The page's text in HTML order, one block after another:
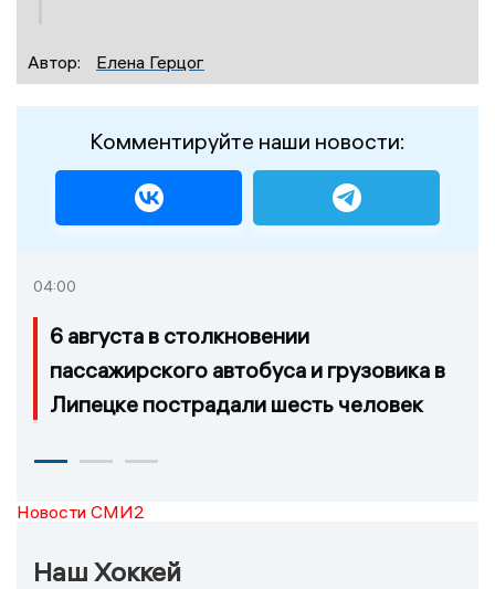
Автор: Елена Герцог
Комментируйте наши новости:
04:00
6 августа в столкновении
пассажирского автобуса и грузовика в
Липецке пострадали шесть человек
Новости СМИ2
Наш Хоккей